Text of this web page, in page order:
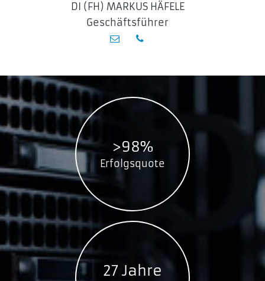
DI (FH) MARKUS HÄFELE
Geschäftsführer
>98%
Erfolgsquote
27 Jahre